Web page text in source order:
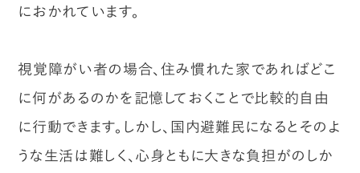
におかれています。
視覚障がい者の場合、住み慣れた家であればどこ
に何があるのかを記憶しておくことで比較的自由
に行動できます。しかし、国内避難民になるとそのよ
うな生活は難しく、心身ともに大きな負担がのしか